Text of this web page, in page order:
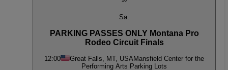
Sa.
PARKING PASSES ONLY Montana Pro
Rodeo Circuit Finals
12:00 Great Falls, MT, USAMansfield Center for the
Performing Arts Parking Lots